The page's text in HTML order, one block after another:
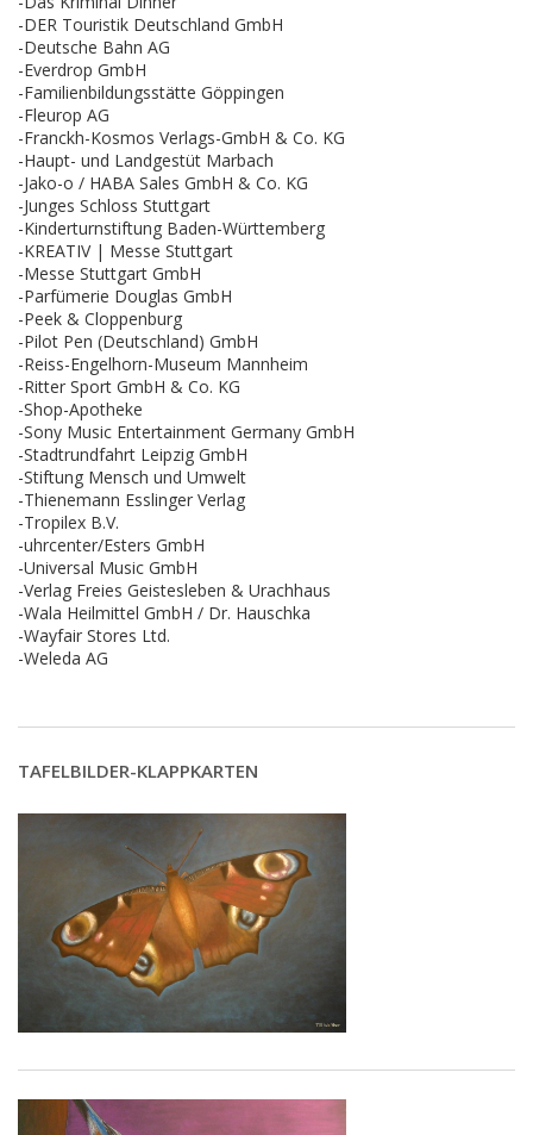
-DER Touristik Deutschland GmbH
-Deutsche Bahn AG
-Everdrop GmbH
-Familienbildungsstätte Göppingen
-Fleurop AG
-Franckh-Kosmos Verlags-GmbH & Co. KG
-Haupt- und Landgestüt Marbach
-Jako-o / HABA Sales GmbH & Co. KG
-Junges Schloss Stuttgart
-Kinderturnstiftung Baden-Württemberg
-KREATIV | Messe Stuttgart
-Messe Stuttgart GmbH
-Parfümerie Douglas GmbH
-Peek & Cloppenburg
-Pilot Pen (Deutschland) GmbH
-Reiss-Engelhorn-Museum Mannheim
-Ritter Sport GmbH & Co. KG
-Shop-Apotheke
-Sony Music Entertainment Germany GmbH
-Stadtrundfahrt Leipzig GmbH
-Stiftung Mensch und Umwelt
-Thienemann Esslinger Verlag
-Tropilex B.V.
-uhrcenter/Esters GmbH
-Universal Music GmbH
-Verlag Freies Geistesleben & Urachhaus
-Wala Heilmittel GmbH / Dr. Hauschka
-Wayfair Stores Ltd.
-Weleda AG
TAFELBILDER-KLAPPKARTEN